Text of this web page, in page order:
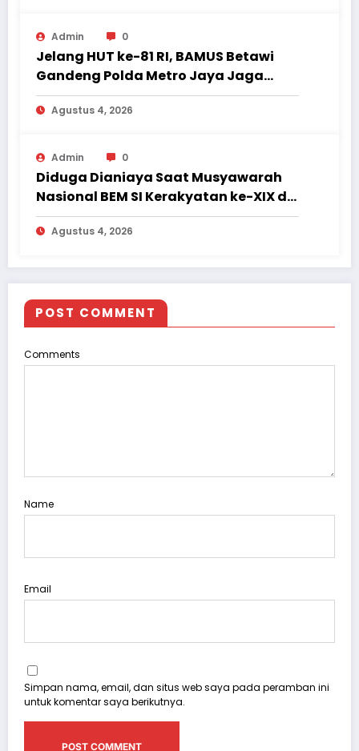
Admin 0
Jelang HUT ke-81 RI, BAMUS Betawi
Gandeng Polda Metro Jaya Jaga
Jakarta Tetap Aman dan Kondusif
Agustus 4, 2026
Admin 0
Diduga Dianiaya Saat Musyawarah
Nasional BEM SI Kerakyatan ke-XIX di
Jambi, Delegasi Mahasiswa Alami
LukaAgustus 4, 2026
POST COMMENT
Comments
Name
Email
Simpan nama, email, dan situs web saya pada peramban ini
untuk komentar saya berikutnya.